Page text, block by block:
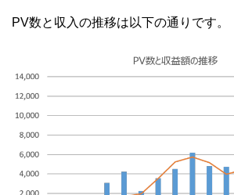
PV数と収入の推移は以下の通りです。